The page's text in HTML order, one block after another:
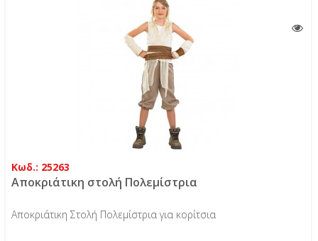
Κωδ.: 25263
Αποκριάτικη στολή Πολεμίστρια
Αποκριάτικη Στολή Πολεμίστρια για κορίτσια